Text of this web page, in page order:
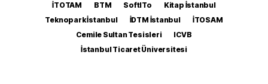
İTOTAM BTM SoftITo
Kitap İstanbul
Teknopark İstanbul
İDTM İstanbul
İTOSAM
Cemile Sultan Tesisleri
ICVB
İstanbul Ticaret Üniversitesi